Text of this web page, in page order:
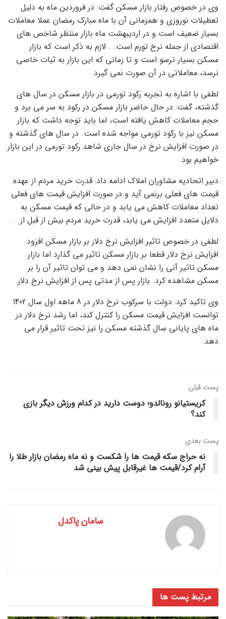
وی در خصوص رفتار بازار مسکن گفت: در فروردین ماه به دلیل
تعطیلات نوروزی و همزمانی آن با ماه مبارک رمضان عملا معاملات
بسیار ضعیف است و در اردیبهشت ماه بازار منتظر شاخص های
اقتصادی از جمله نرخ تورم است. . لازم به ذکر است که بازار
مسکن بسیار ترسو است و تا زمانی که این بازار به ثبات خاصی
نرسد، معاملاتی در آن صورت نمی گیرد.
لطفی با اشاره به تجربه رکود تورمی در بازار مسکن در سال های
گذشته، گفت: در حال حاضر بازار مسکن در رکود به سر می برد و
حجم معاملات کاهش یافته است، اما باید توجه داشت که بازار
مسکن نیز با رکود تورمی مواجه شده است. در سال های گذشته و
در صورت افزایش نرخ در سال جاری شاهد رکود تورمی در این بازار
خواهیم بود.
دبیر اتحادیه مشاوران املاک ادامه داد: قدرت خرید مردم از عهده
قیمت های فعلی برنمی آید و در صورت افزایش قیمت های فعلی
تعداد معاملات کاهش می یابد و در حالی که قیمت مسکن به
دلایل متعدد افزایش می یابد، قدرت خرید مردم بیش از قبل از. .
لطفی در خصوص تاثیر افزایش نرخ دلار بر بازار مسکن افزود:
افزایش نرخ دلار قطعا بر بازار مسکن تاثیر می گذارد اما بازار
مسکن تاثیر آنی را نشان نمی دهد و می توان تاثیر آن را بر
مسکن مشاهده کرد. بازار پس از مدتی پس از افزایش نرخ دلار.
وی تاکید کرد: دولت با سرکوب نرخ دلار در 8 ماهه اول سال 1402
توانست افزایش قیمت مسکن را کنترل کند، اما رشد نرخ دلار در
ماه های پایانی سال گذشته مسکن را نیز تحت تاثیر قرار می
دهد.
پست قبلی
کریستیانو رونالدو؛ دوست دارید در کدام ورزش دیگر بازی
کند؟
پست‌ بعدی
نه حراج سکه قیمت ها را شکست و نه ماه رمضان بازار طلا را
آرام کرد/قیمت ها غیرقابل پیش بینی شد
سامان پاکدل
مرتبط پست ها